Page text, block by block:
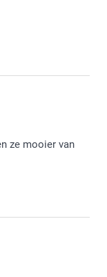
je tevreden bent
fotoprints!
ze mooier van
niet tevreden